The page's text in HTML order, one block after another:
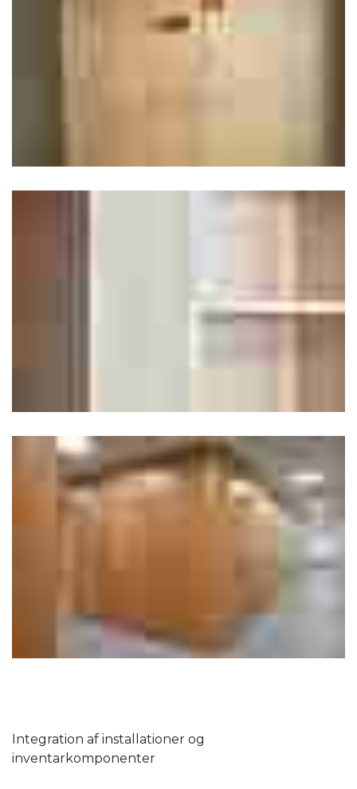
Integration af installationer og
inventarkomponenter